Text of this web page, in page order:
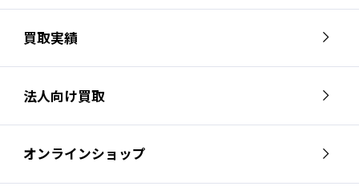
買取実績
法人向け買取
オンラインショップ